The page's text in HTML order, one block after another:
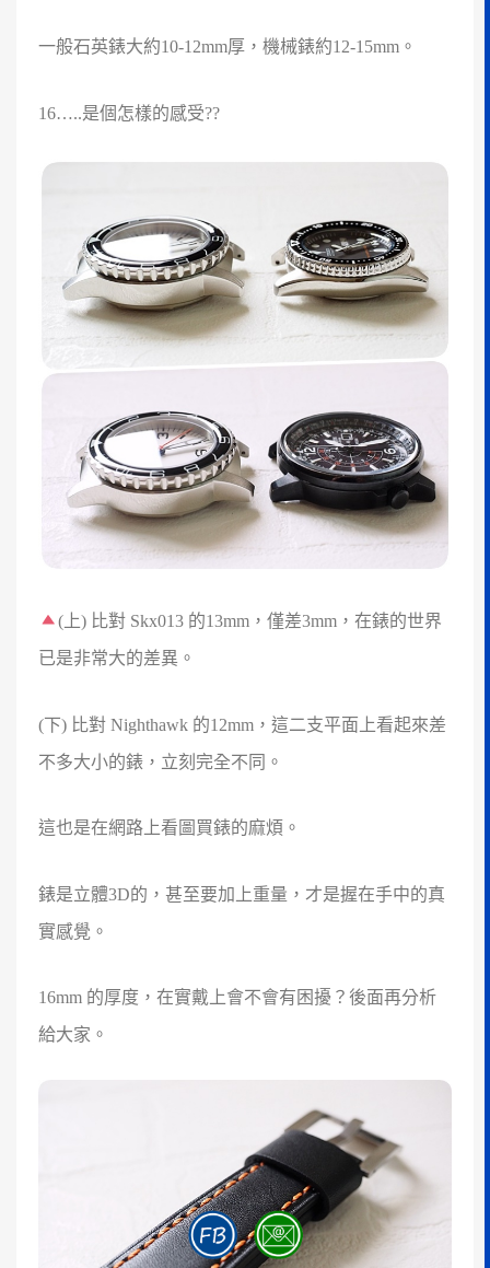
一般石英錶大約10-12mm厚，機械錶約12-15mm。
16…..是個怎樣的感受??
(上) 比對 Skx013 的13mm，僅差3mm，在錶的世界
已是非常大的差異。
(下) 比對 Nighthawk 的12mm，這二支平面上看起來差
不多大小的錶，立刻完全不同。
這也是在網路上看圖買錶的麻煩。
錶是立體3D的，甚至要加上重量，才是握在手中的真
實感覺。
16mm 的厚度，在實戴上會不會有困擾？後面再分析
給大家。